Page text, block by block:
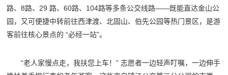
路、8路、29 路、60路、104路等多条公交线路——既能直达金山公
园，又可便捷中转前往西津渡、北固山、伯先公园等热门景区，是游
客前往核心景点的 “必经一站”。
“老人家慢点走，我扶您上车！” 志愿者一边轻声叮嘱，一边伸手